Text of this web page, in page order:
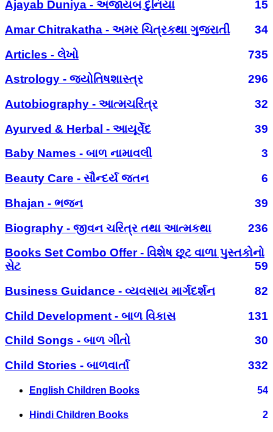
Ajayab Duniya - અજાયબ દુનિયા
15
Amar Chitrakatha - અમર ચિત્રકથા ગુજરાતી
34
Articles - લેખો
735
Astrology - જ્યોતિષશાસ્ત્ર
296
Autobiography - આત્મચરિત્ર
32
Ayurved & Herbal - આયૂર્વેદ
39
Baby Names - બાળ નામાવલી
3
Beauty Care - સૌન્દર્ય જતન
6
Bhajan - ભજન
39
Biography - જીવન ચરિત્ર તથા આત્મકથા
236
Books Set Combo Offer - વિશેષ છૂટ વાળા પુસ્તકોનો
સેટ
59
Business Guidance - વ્યવસાય માર્ગદર્શન
82
Child Development - બાળ વિકાસ
131
Child Songs - બાળ ગીતો
30
Child Stories - બાળવાર્તા
332
English Children Books 54
Hindi Children Books 2